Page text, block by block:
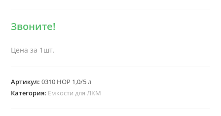
Звоните!
Цена за 1шт.
Артикул:0310 HOP 1,0/5 л
Категория: Емкости для ЛКМ